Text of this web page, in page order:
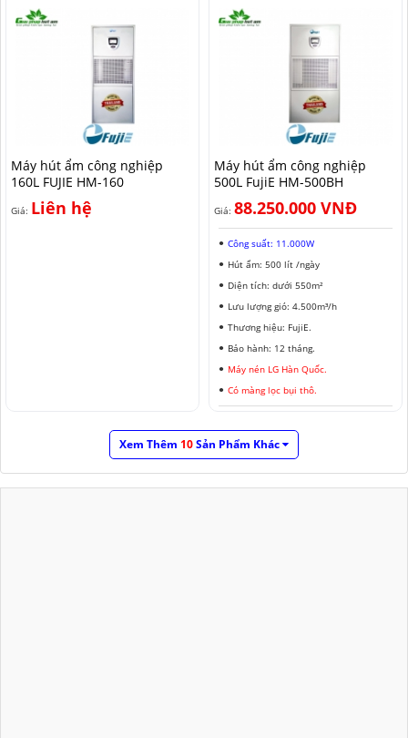
Máy hút ẩm công nghiệp
160L FUJIE HM-160
Giá: Liên hệ
Máy hút ẩm công nghiệp
500L FujiE HM-500BH
Giá: 88.250.000 VNĐ
Công suất: 11.000W
Hút ẩm: 500 lít /ngày
Diện tích: dưới 550m²
Lưu lượng gió: 4.500m³/h
Thương hiệu: FujiE.
Bảo hành: 12 tháng.
Máy nén LG Hàn Quốc.
Có màng lọc bụi thô.
Xem Thêm 10Sản Phẩm Khác